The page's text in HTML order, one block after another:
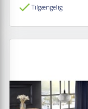
Tilgængelig